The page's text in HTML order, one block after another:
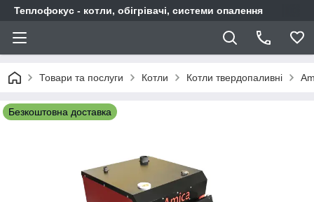
Теплофокус - котли, обігрівачі, системи опалення
Товари та послуги Котли Котли твердопаливні
Безкоштовна доставка